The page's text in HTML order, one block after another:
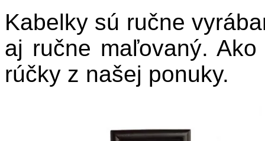
Kabelky sú ručne
aj ručne maľovaný.
rúčky z našej ponuky.